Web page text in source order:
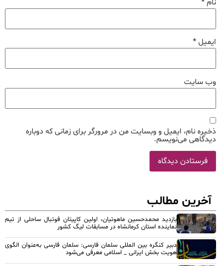
نام*
ایمیل*
وب‌ سایت
ذخیره نام، ایمیل و وبسایت من در مرورگر برای زمانی که دوباره
دیدگاهی می‌نویسم.
آخرین مطالب
بازدید محمدحسین ماهوتیان، اولین کاپیتان فوتبال ساحلی از تیم
نماینده استان کرمانشاه در مسابقات لیگ کشور
دبیر کنگره بین المللی سلمان فارسی: سلمان فارسی به‌عنوان الگوی
هویت بخش ایرانی _ اسلامی معرفی می‌شود